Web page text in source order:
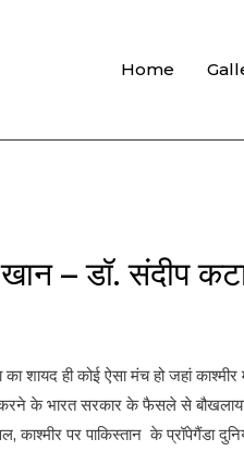
Home
– डॉ. संदीप
का शायद ही कोई ऐसा मंच हो जहां
करने के भारत सरकार के फैसले से
पर पाकिस्तान के प्रॉपेगैंडा